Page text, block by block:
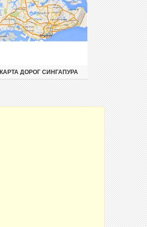
КАРТА ДОРОГ СИНГАПУРА